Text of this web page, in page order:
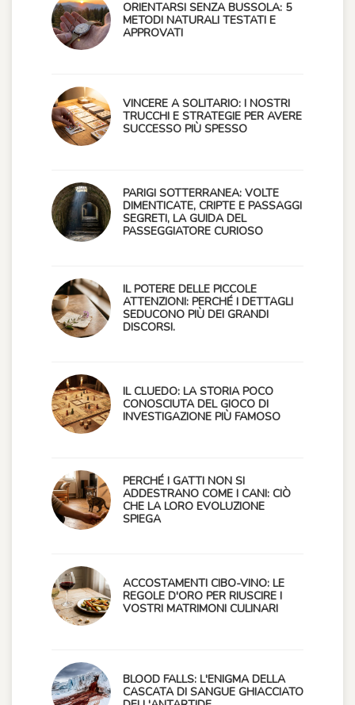
ORIENTARSI SENZA BUSSOLA: 5
METODI NATURALI TESTATI E
APPROVATI
VINCERE A SOLITARIO: I NOSTRI
TRUCCHI E STRATEGIE PER AVERE
SUCCESSO PIÙ SPESSO
PARIGI SOTTERRANEA: VOLTE
DIMENTICATE, CRIPTE E PASSAGGI
SEGRETI, LA GUIDA DEL
PASSEGGIATORE CURIOSO
IL POTERE DELLE PICCOLE
ATTENZIONI: PERCHÉ I DETTAGLI
SEDUCONO PIÙ DEI GRANDI
DISCORSI.
IL CLUEDO: LA STORIA POCO
CONOSCIUTA DEL GIOCO DI
INVESTIGAZIONE PIÙ FAMOSO
PERCHÉ I GATTI NON SI
ADDESTRANO COME I CANI: CIÒ
CHE LA LORO EVOLUZIONE
SPIEGA
ACCOSTAMENTI CIBO-VINO: LE
REGOLE D'ORO PER RIUSCIRE I
VOSTRI MATRIMONI CULINARI
BLOOD FALLS: L'ENIGMA DELLA
CASCATA DI SANGUE GHIACCIATO